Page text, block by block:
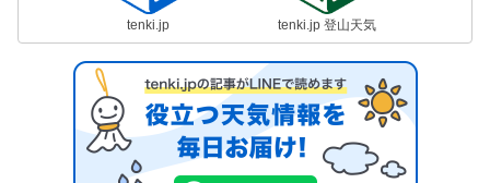
tenki.jp tenki.jp 登山天気